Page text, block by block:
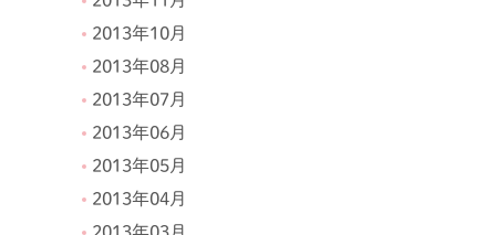
2013年10月
2013年08月
2013年07月
2013年06月
2013年05月
2013年04月